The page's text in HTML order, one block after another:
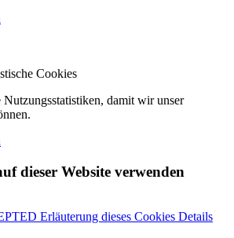
Cookies
damit wir unser
dieser Website verwenden
Erläuterung dieses Cookies Details